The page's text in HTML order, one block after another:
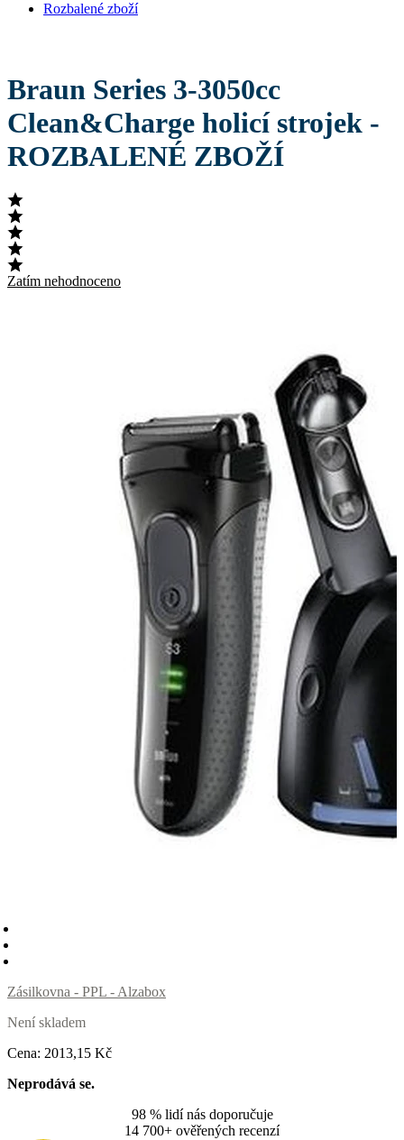
Rozbalené zboží
Braun Series 3-3050cc
Clean&Charge holicí strojek -
ROZBALENÉ ZBOŽÍ
Zatím nehodnoceno
Zásilkovna - PPL - Alzabox
Není skladem
Cena: 2013,15 Kč
Neprodává se.
98 % lidí nás doporučuje
14 700+ ověřených recenzí